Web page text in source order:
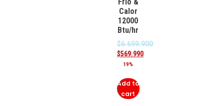
Frío &
Calor
12000
Btu/hr
$6.699.900
$569.990
19%
Add to
cart